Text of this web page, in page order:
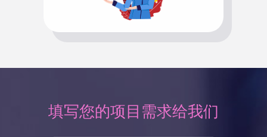
填写您的项目需求给我们